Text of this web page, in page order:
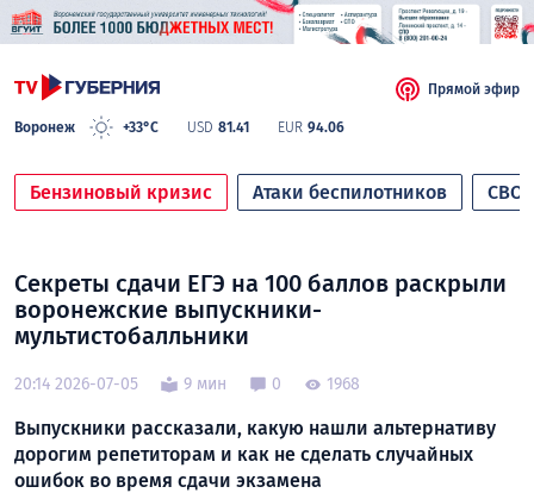
Воронеж +33°C USD 81.41 EUR 94.06
Прямой эфир
Бензиновый кризис Атаки беспилотников СВО
Секреты сдачи ЕГЭ на 100 баллов раскрыли
воронежские выпускники-
мультистобалльники
20:14 2026-07-05 9 мин 0 1968
Выпускники рассказали, какую нашли альтернативу
дорогим репетиторам и как не сделать случайных
ошибок во время сдачи экзамена